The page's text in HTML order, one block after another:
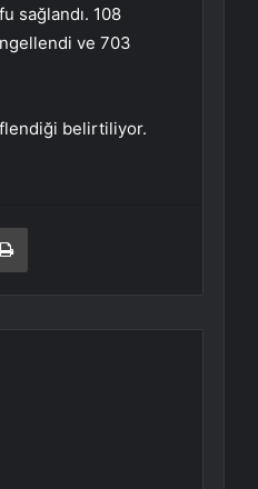
sağlandı. 108
ve 703
belirtiliyor.
paylaş Yazdır